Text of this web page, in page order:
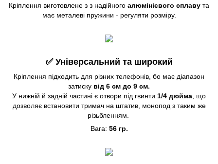
Кріплення виготовлене з з надійного алюмінієвого сплаву та
має металеві пружини - регуляти розміру.
✅ Універсальний та широкий
Кріплення підходить для різних телефонів, бо має діапазон
затиску від 6 см до 9 см.
У нижній й задній частині є отвори під гвинти 1/4 дюйма , що
дозволяє встановити тримач на штатив, монопод з таким же
різьбленням.
Вага: 56 гр.